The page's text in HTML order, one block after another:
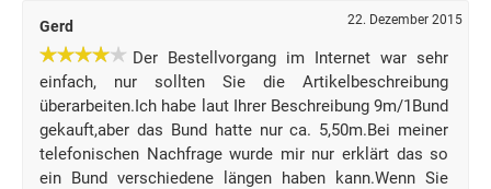
Gerd 22. Dezember 2015
Der Bestellvorgang im Internet war sehr
einfach, nur sollten Sie die Artikelbeschreibung
überarbeiten.Ich habe laut Ihrer Beschreibung 9m/1Bund
gekauft,aber das Bund hatte nur ca. 5,50m.Bei meiner
telefonischen Nachfrage wurde mir nur erklärt das so
ein Bund verschiedene längen haben kann.Wenn Sie